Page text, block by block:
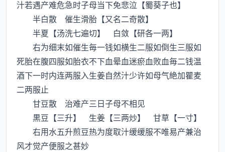
汁若遇产难危急时子母当下免悲泣【蜀葵子也】
半白散 催生滑胎【又名二奇散】
半夏【汤洗七遍切】 白敛【研各一两】
右为细末如催生毎一钱如横生二服如倒生三服如
死胎在腹四服如胎衣不下血晕血迷瘀血败血毎二钱温
酒下一时内连两服入生姜自然汁少许如母气絶加瞿麦
二两服止
甘豆散 治难产三日子母不相见
黒豆【三升】 生姜【三两炒】 甘草【一寸】
右用水五升煎豆热为度取汁缓缓服不唯易产兼治
风才觉产便服之甚妙